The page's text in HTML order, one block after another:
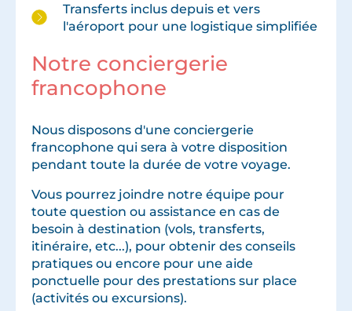
Transferts inclus depuis et vers
l'aéroport pour une logistique simplifiée
Notre conciergerie
francophone
Nous disposons d'une conciergerie
francophone qui sera à votre disposition
pendant toute la durée de votre voyage.
Vous pourrez joindre notre équipe pour
toute question ou assistance en cas de
besoin à destination (vols, transferts,
itinéraire, etc...), pour obtenir des conseils
pratiques ou encore pour une aide
ponctuelle pour des prestations sur place
(activités ou excursions).